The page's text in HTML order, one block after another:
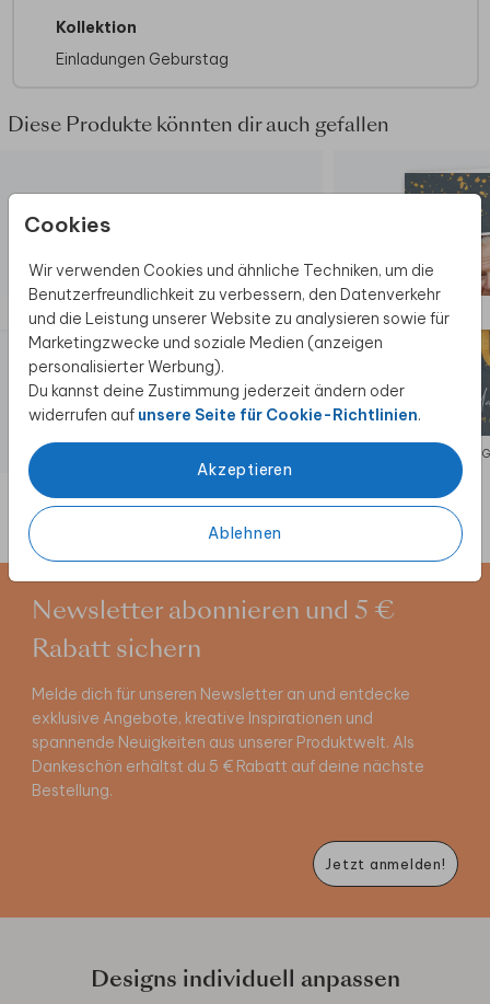
Cookies
Wir verwenden Cookies und ähnliche Techniken, um die
Benutzerfreundlichkeit zu verbessern, den Datenverkehr
und die Leistung unserer Website zu analysieren sowie für
Marketingzwecke und soziale Medien (anzeigen
personalisierter Werbung).
Du kannst deine Zustimmung jederzeit ändern oder
widerrufen auf unsere Seite für Cookie-Richtlinien.
Akzeptieren
Ablehnen
Kollektion
Einladungen Geburstag
Diese Produkte könnten dir auch gefallen
Newsletter abonnieren und 5 €
Rabatt sichern
Melde dich für unseren Newsletter an und entdecke
exklusive Angebote, kreative Inspirationen und
spannende Neuigkeiten aus unserer Produktwelt. Als
Dankeschön erhältst du 5 € Rabatt auf deine nächste
Bestellung.
Jetzt anmelden!
Designs individuell anpassen